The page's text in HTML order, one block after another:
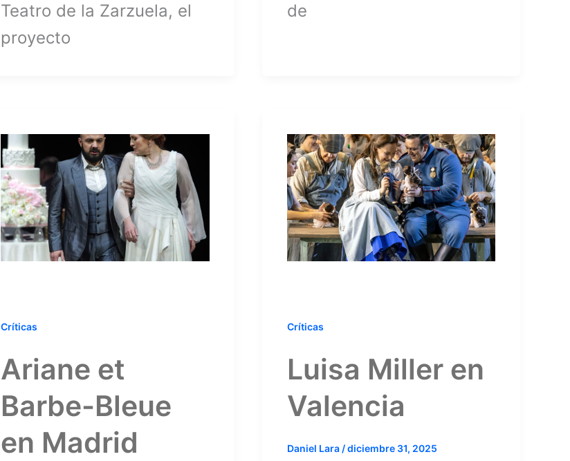
Teatro de la Zarzuela, el
proyecto
de
Críticas
Ariane et
Barbe-Bleue
en Madrid
Críticas
Luisa Miller en
Valencia
Daniel Lara /diciembre 31, 2025